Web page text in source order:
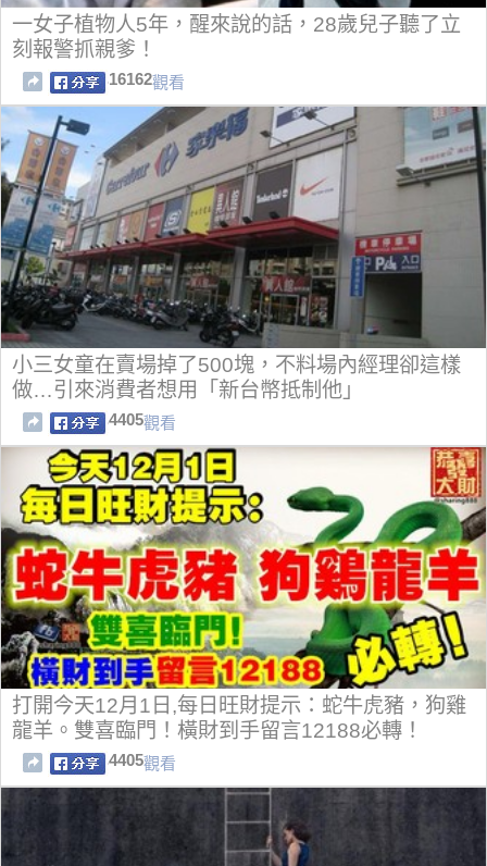
一女子植物人5年，醒來說的話，28歲兒子聽了立
刻報警抓親爹！
16162觀看
小三女童在賣場掉了500塊，不料場內經理卻這樣
做…引來消費者想用「新台幣抵制他」
4405觀看
打開今天12月1日,每日旺財提示：蛇牛虎豬，狗雞
龍羊。雙喜臨門！橫財到手留言12188必轉！
4405觀看